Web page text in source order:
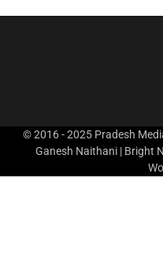
© 2016 - 2025 Pradesh
Ganesh Naithani | Bright